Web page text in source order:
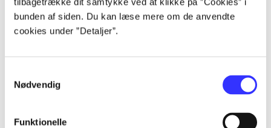
bunden af siden. Du kan læse mere om de anvendte
cookies under ”Detaljer”.
Nødvendig
Funktionelle
Artikler
Alle registrerede artikler fordelt på udgivelser